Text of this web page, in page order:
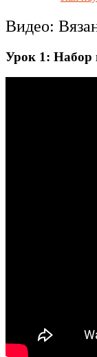
Видео:
Урок 1: Набор